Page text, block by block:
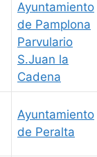
Ayuntamiento
de Pamplona
Parvulario
S.Juan la
Cadena
Ayuntamiento
de Peralta